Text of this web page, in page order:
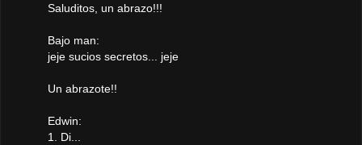
Saluditos, un abrazo!!!
Bajo man:
jeje sucios secretos... jeje
Un abrazote!!
Edwin:
1. Di...